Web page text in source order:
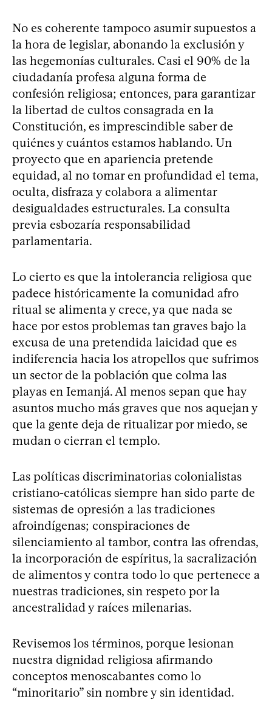
No es coherente tampoco asumir supuestos a
la hora de legislar, abonando la exclusión y
las hegemonías culturales. Casi el 90% de la
ciudadanía profesa alguna forma de
confesión religiosa; entonces, para garantizar
la libertad de cultos consagrada en la
Constitución, es imprescindible saber de
quiénes y cuántos estamos hablando. Un
proyecto que en apariencia pretende
equidad, al no tomar en profundidad el tema,
oculta, disfraza y colabora a alimentar
desigualdades estructurales. La consulta
previa esbozaría responsabilidad
parlamentaria.
Lo cierto es que la intolerancia religiosa que
padece históricamente la comunidad afro
ritual se alimenta y crece, ya que nada se
hace por estos problemas tan graves bajo la
excusa de una pretendida laicidad que es
indiferencia hacia los atropellos que sufrimos
un sector de la población que colma las
playas en Iemanjá. Al menos sepan que hay
asuntos mucho más graves que nos aquejan y
que la gente deja de ritualizar por miedo, se
mudan o cierran el templo.
Las políticas discriminatorias colonialistas
cristiano-católicas siempre han sido parte de
sistemas de opresión a las tradiciones
afroindígenas; conspiraciones de
silenciamiento al tambor, contra las ofrendas,
la incorporación de espíritus, la sacralización
de alimentos y contra todo lo que pertenece a
nuestras tradiciones, sin respeto por la
ancestralidad y raíces milenarias.
Revisemos los términos, porque lesionan
nuestra dignidad religiosa afirmando
conceptos menoscabantes como lo
“minoritario” sin nombre y sin identidad.